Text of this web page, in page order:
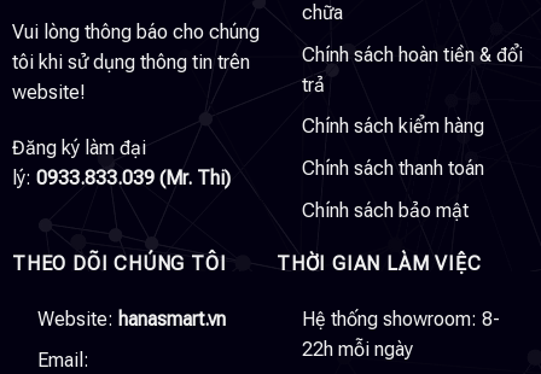
Vui lòng thông báo cho chúng
tôi khi sử dụng thông tin trên
website!
Đăng ký làm đại
lý: 0933.833.039 (Mr. Thi)
chữa
Chính sách hoàn tiền & đổi
trả
Chính sách kiểm hàng
Chính sách thanh toán
Chính sách bảo mật
THEO DÕI CHÚNG TÔI
Website: hanasmart.vn
Email:
THỜI GIAN LÀM VIỆC
Hệ thống showroom: 8-
22h mỗi ngày